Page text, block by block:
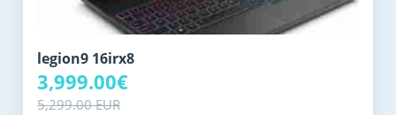
legion9 16irx8
3,999.00€
5,299.00 EUR